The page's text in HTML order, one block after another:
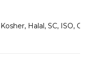
Kosher, Halal, SC, ISO,